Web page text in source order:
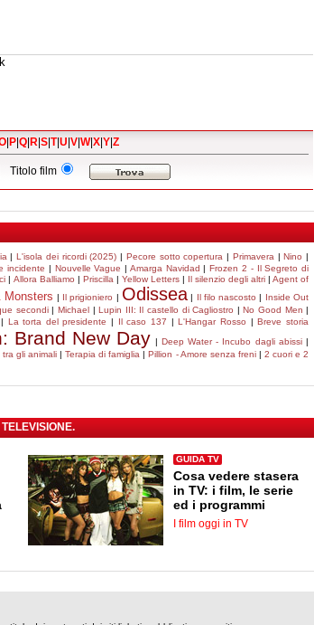
P Q R S T|U V W|X Y Z
Titolo film
| L'isola dei ricordi (2025) | Pecore sotto copertura | Primavera |Nino |
incidente | Nouvelle Vague | Amarga Navidad |Frozen 2 - Il Segreto di
| Allora Balliamo | Priscilla | Yellow Letters| Il silenzio degli altri|Agent of
Monsters | Il prigioniero | Odissea| Il filo nascosto | Inside Out
secondi|Michael |Lupin III: Il castello di Cagliostro |No Good Men |
| La torta del presidente | Il caso 137 |L'Hangar Rosso |Breve storia
Brand New Day | Deep Water - Incubo dagli abissi|
tra gli animali |Terapia di famiglia |Pillion - Amore senza freni| 2 cuori e 2
GUIDA TV
Cosa vedere stasera
in TV: i film, le serie
ed i programmi
I film oggi in TV